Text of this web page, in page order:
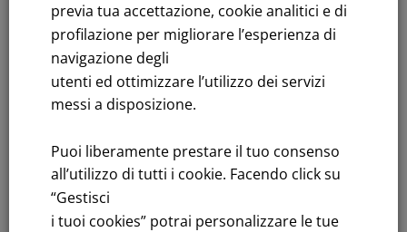
Bandi di gara: Ultimi bandi
FNM S.p.A.
Sede in Milano, Piazzale Cadorna, 14
fnm@legalmail.it
Iscrizione Registro Imprese
previa tua accettazione, cookie analitici e di
profilazione per migliorare l’esperienza di
navigazione degli
utenti ed ottimizzare l’utilizzo dei servizi
messi a disposizione.
Puoi liberamente prestare il tuo consenso
all’utilizzo di tutti i cookie. Facendo click su
“Gestisci
i tuoi cookies” potrai personalizzare le tue